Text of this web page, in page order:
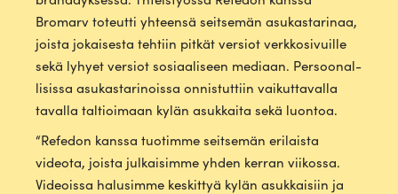
Bromarv toteutti yhteensä seit­semän asu­kas­ta­rinaa,
joista jokai­sesta tehtiin pitkät versiot verk­ko­si­vuille
sekä lyhyet versiot sosi­aa­liseen mediaan. Per­soo­nal­
li­sissa asu­kas­ta­ri­noissa onnis­tuttiin vai­kut­ta­valla
tavalla tal­tioimaan kylän asuk­kaita sekä luontoa.
“Refedon kanssa tuo­timme seit­semän eri­laista
videota, joista jul­kai­simme yhden kerran vii­kossa.
Videoissa halusimme kes­kittyä kylän asuk­kaisiin ja